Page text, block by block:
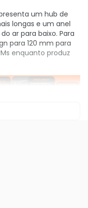
um hub de
longas e um anel
ar para baixo. Para
para 120 mm para
enquanto produz